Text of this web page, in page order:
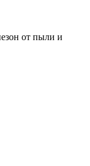
от пыли и